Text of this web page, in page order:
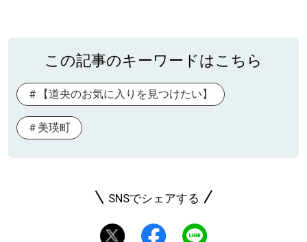
この記事のキーワードはこちら
【道央のお気に入りを見つけたい】
美瑛町
SNSでシェアする